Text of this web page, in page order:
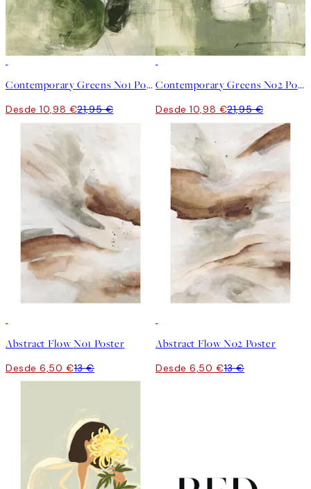
Contemporary Greens No1 Poster
Desde 10,98 €21,95 €
Contemporary Greens No2 Poster
Desde 10,98 €21,95 €
Abstract Flow No1 Poster
Desde 6,50 €13 €
Abstract Flow No2 Poster
Desde 6,50 €13 €